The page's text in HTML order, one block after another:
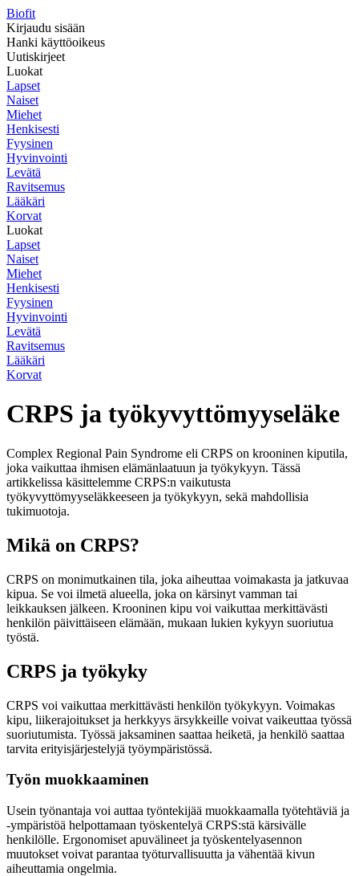
Biofit
Kirjaudu sisään
Hanki käyttöoikeus
Uutiskirjeet
Luokat
Lapset
Naiset
Miehet
Henkisesti
Fyysinen
Hyvinvointi
Levätä
Ravitsemus
Lääkäri
Korvat
Luokat
Lapset
Naiset
Miehet
Henkisesti
Fyysinen
Hyvinvointi
Levätä
Ravitsemus
Lääkäri
Korvat
CRPS ja työkyvyttömyyseläke
Complex Regional Pain Syndrome eli CRPS on krooninen kiputila,
joka vaikuttaa ihmisen elämänlaatuun ja työkykyyn. Tässä
artikkelissa käsittelemme CRPS:n vaikutusta
työkyvyttömyyseläkkeeseen ja työkykyyn, sekä mahdollisia
tukimuotoja.
Mikä on CRPS?
CRPS on monimutkainen tila, joka aiheuttaa voimakasta ja jatkuvaa
kipua. Se voi ilmetä alueella, joka on kärsinyt vamman tai
leikkauksen jälkeen. Krooninen kipu voi vaikuttaa merkittävästi
henkilön päivittäiseen elämään, mukaan lukien kykyyn suoriutua
työstä.
CRPS ja työkyky
CRPS voi vaikuttaa merkittävästi henkilön työkykyyn. Voimakas
kipu, liikerajoitukset ja herkkyys ärsykkeille voivat vaikeuttaa työssä
suoriutumista. Työssä jaksaminen saattaa heiketä, ja henkilö saattaa
tarvita erityisjärjestelyjä työympäristössä.
Työn muokkaaminen
Usein työnantaja voi auttaa työntekijää muokkaamalla työtehtäviä ja
-ympäristöä helpottamaan työskentelyä CRPS:stä kärsivälle
henkilölle. Ergonomiset apuvälineet ja työskentelyasennon
muutokset voivat parantaa työturvallisuutta ja vähentää kivun
aiheuttamia ongelmia.